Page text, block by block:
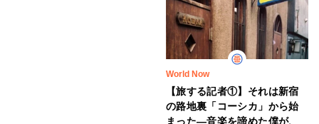
World Now
【旅する記者①】それは新宿
の路地裏「コーシカ」から始
まった―音楽を諦めた僕が、